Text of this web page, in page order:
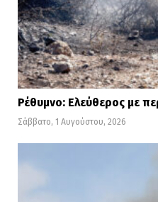
Ρέθυμνο: Ελεύθερος με
Σάββατο, 1 Αυγούστου, 2026